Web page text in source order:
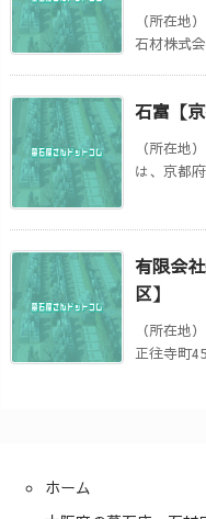
（所在地
石材株式
石富【
（所在地
は、京都
有限会
区】
（所在地
正往寺町
ホーム